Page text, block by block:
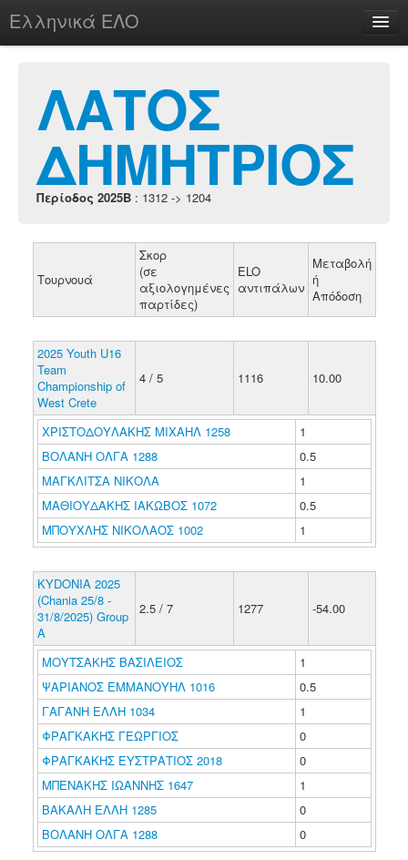
Ελληνικά ΕΛΟ
chesstu.be @ discord
Login
ΛΑΤΟΣ
ΔΗΜΗΤΡΙΟΣ
Περίοδος 2025B : 1312 -> 1204
Τουρνουά
Σκορ
(σε
αξιολογημένες
παρτίδες)
ELO
αντιπάλων
Μεταβολή
ή
Απόδοση
2025 Youth U16
Team
Championship of
West Crete
4 / 5 1116 10.00
ΧΡΙΣΤΟΔΟΥΛΑΚΗΣ ΜΙΧΑΗΛ 1258
1
ΒΟΛΑΝΗ ΟΛΓΑ 1288
0.5
ΜΑΓΚΛΙΤΣΑ ΝΙΚΟΛΑ
1
ΜΑΘΙΟΥΔΑΚΗΣ ΙΑΚΩΒΟΣ 1072
0.5
ΜΠΟΥΧΛΗΣ ΝΙΚΟΛΑΟΣ 1002
1
KYDONIA 2025
(Chania 25/8 -
31/8/2025) Group
A
2.5 / 7 1277 -54.00
ΜΟΥΤΣΑΚΗΣ ΒΑΣΙΛΕΙΟΣ
1
ΨΑΡΙΑΝΟΣ ΕΜΜΑΝΟΥΗΛ 1016
0.5
ΓΑΓΑΝΗ ΕΛΛΗ 1034
1
ΦΡΑΓΚΑΚΗΣ ΓΕΩΡΓΙΟΣ
0
ΦΡΑΓΚΑΚΗΣ ΕΥΣΤΡΑΤΙΟΣ 2018
0
ΜΠΕΝΑΚΗΣ ΙΩΑΝΝΗΣ 1647
1
ΒΑΚΑΛΗ ΕΛΛΗ 1285
0
ΒΟΛΑΝΗ ΟΛΓΑ 1288
0